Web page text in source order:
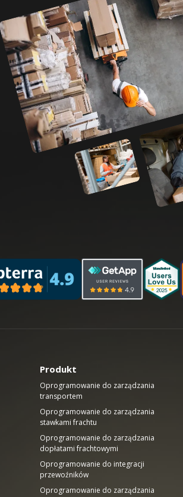
Produkt
Oprogramowanie do zarządzania
transportem
Oprogramowanie do zarządzania
stawkami frachtu
Oprogramowanie do zarządzania
dopłatami frachtowymi
Oprogramowanie do integracji
przewoźników
Oprogramowanie do zarządzania